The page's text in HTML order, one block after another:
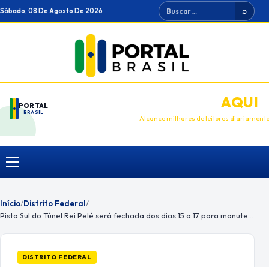
Ir
para
Sábado, 08 De Agosto De 2026 Buscar ⌕
PORTAL
BRASIL
ANUNCIEAQUI
Alcance milhares de leitores diariamente
Menu
Início/Distrito Federal/
DISTRITO FEDERAL